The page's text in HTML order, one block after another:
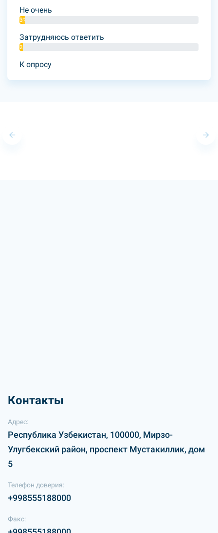
Не очень
3%
Затрудняюсь ответить
2%
К опросу
Контакты
Адрес:
Республика Узбекистан, 100000, Мирзо-
Улугбекский район, проспект Мустакиллик, дом
5
Телефон доверия:
+998555188000
Факс: